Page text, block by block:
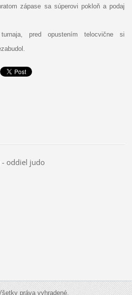
zápase sa súperovi pokloň a podaj
pred opustením telocvične si
- oddiel judo
práva vyhradené.